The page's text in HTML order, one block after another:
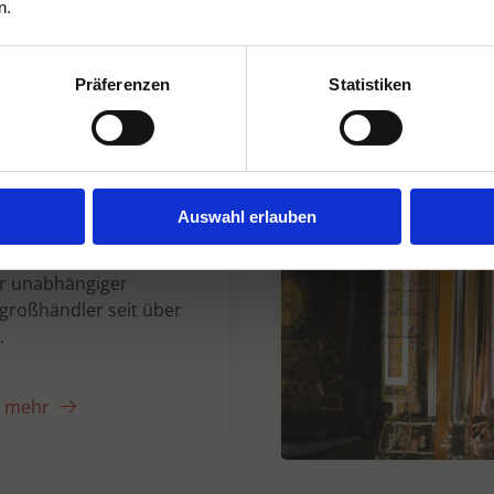
Präferenzen Statistiken
Auswahl erlauben
Dranken seit
unabhängiger
seit über
mehr